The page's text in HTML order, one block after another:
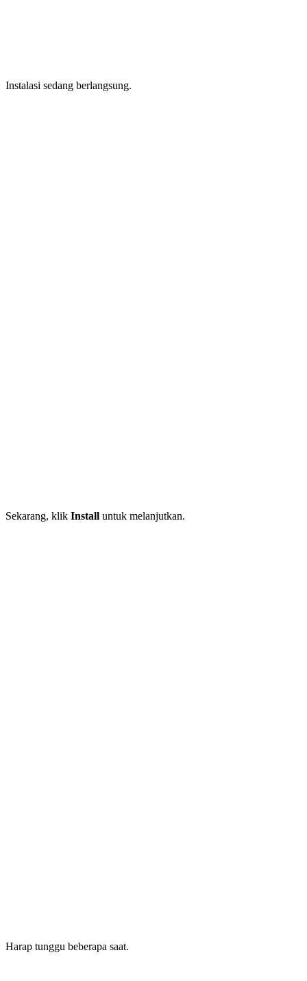
Instalasi sedang berlangsung.
Sekarang, klik Install untuk melanjutkan.
Harap tunggu beberapa saat.